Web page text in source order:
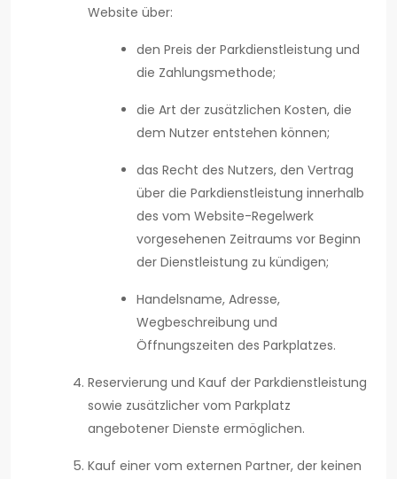
Website über:
den Preis der Parkdienstleistung und
die Zahlungsmethode;
die Art der zusätzlichen Kosten, die
dem Nutzer entstehen können;
das Recht des Nutzers, den Vertrag
über die Parkdienstleistung innerhalb
des vom Website-Regelwerk
vorgesehenen Zeitraums vor Beginn
der Dienstleistung zu kündigen;
Handelsname, Adresse,
Wegbeschreibung und
Öffnungszeiten des Parkplatzes.
Reservierung und Kauf der Parkdienstleistung
sowie zusätzlicher vom Parkplatz
angebotener Dienste ermöglichen.
Kauf einer vom externen Partner, der keinen